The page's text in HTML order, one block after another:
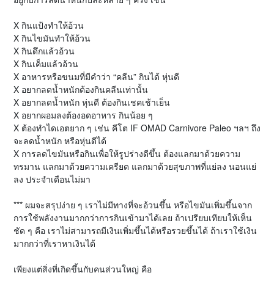
X กินแป้งทำให้อ้วน
X กินไขมันทำให้อ้วน
X กินดึกแล้วอ้วน
X กินเค็มแล้วอ้วน
X อาหารหรือขนมที่มีคำว่า “คลีน” กินได้ หุ่นดี
X อยากลดน้ำหนักต้องกินคลีนเท่านั้น
X อยากลดน้ำหนัก หุ่นดี ต้องกินเชคเช้าเย็น
X อยากผอมลงต้องอดอาหาร กินน้อย ๆ
X ต้องทำไดเอตยาก ๆ เช่น คีโต IF OMAD Carnivore Paleo ฯลฯ ถึง
จะลดน้ำหนัก หรือหุ่นดีได้
X การลดไขมันหรือกินเพื่อให้รูปร่างดีขึ้น ต้องแลกมาด้วยความ
ทรมาน แลกมาด้วยความเครียด แลกมาด้วยสุขภาพที่แย่ลง นอนแย่
ลง ประจำเดือนไม่มา
*** ผมจะสรุปง่าย ๆ เราไม่มีทางที่จะอ้วนขึ้น หรือไขมันเพิ่มขึ้นจาก
การใช้พลังงานมากกว่าการกินเข้ามาได้เลย ถ้าเปรียบเทียบให้เห็น
ชัด ๆ คือ เราไม่สามารถมีเงินเพิ่มขึ้นได้หรือรวยขึ้นได้ ถ้าเราใช้เงิน
มากกว่าที่เราหาเงินได้
เพียงแต่สิ่งที่เกิดขึ้นกับคนส่วนใหญ่ คือ